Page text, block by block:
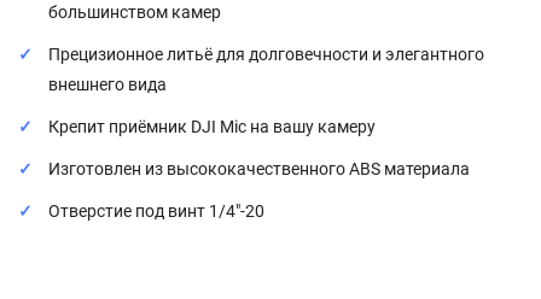
большинством камер
Прецизионное литьё для долговечности и элегантного
внешнего вида
Крепит приёмник DJI Mic на вашу камеру
Изготовлен из высококачественного ABS материала
Отверстие под винт 1/4"-20